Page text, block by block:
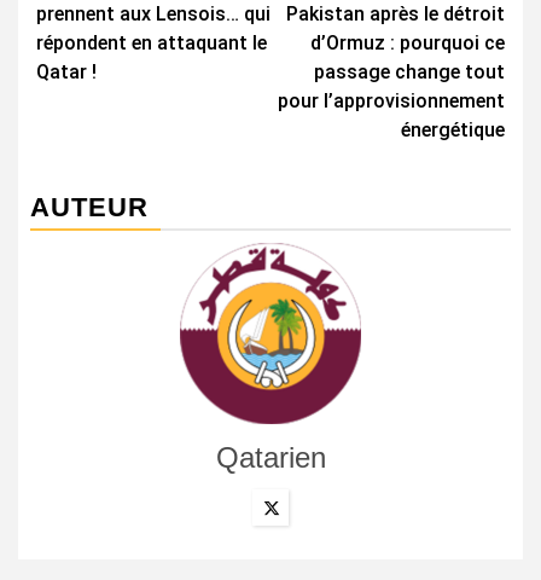
prennent aux Lensois… qui
répondent en attaquant le
Qatar !
Pakistan après le détroit
d’Ormuz : pourquoi ce
passage change tout
pour l’approvisionnement
énergétique
AUTEUR
Qatarien